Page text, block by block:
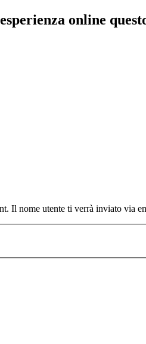
online
Il nome utente ti verrà inviato via